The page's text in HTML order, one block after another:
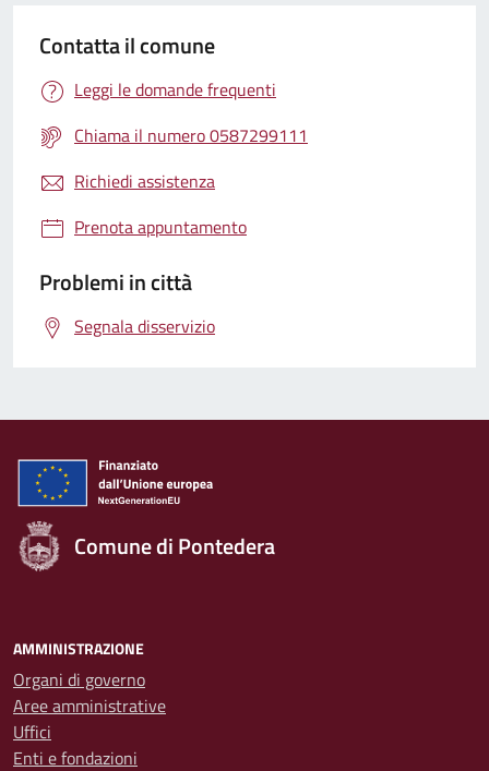
Contatta il comune
Leggi le domande frequenti
Chiama il numero 0587299111
Richiedi assistenza
Prenota appuntamento
Problemi in città
Segnala disservizio
Comune di Pontedera
AMMINISTRAZIONE
Organi di governo
Aree amministrative
Uffici
Enti e fondazioni